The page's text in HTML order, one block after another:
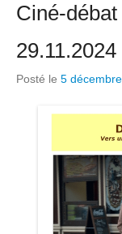
Ciné-
29.11.2024
Posté le 5